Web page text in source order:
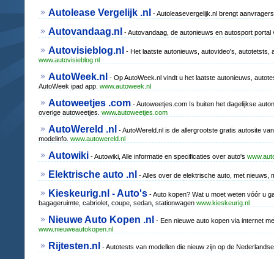
Autolease Vergelijk .nl - Autoleasevergelijk.nl brengt
Autovandaag.nl - Autovandaag, de autonieuws en autosport
Autovisieblog.nl
- Het laatste autonieuws, autovideo's,
www.autovisieblog.nl
AutoWeek.nl
- Op AutoWeek.nl vindt u het laatste autonieuws,
AutoWeek ipad app. www.autoweek.nl
Autoweetjes .com - Autoweetjes.com Is buiten het dagelijkse
overige autoweetjes. www.autoweetjes.com
AutoWereld .nl
- AutoWereld.nl is de allergrootste gratis autosite
modelinfo. www.autowereld.nl
Autowiki - Autowiki, Alle informatie en specificaties over auto's
Elektrische auto .nl - Alles over de elektrische auto, met nieuws,
Kieskeurig.nl - Auto's - Auto kopen? Wat u moet weten vóór u
bagageruimte, cabriolet, coupe, sedan, stationwagen www.kieskeurig.nl
Nieuwe Auto Kopen .nl
- Een nieuwe auto kopen via internet
www.nieuweautokopen.nl
Rijtesten.nl - Autotests van modellen die nieuw zijn op de